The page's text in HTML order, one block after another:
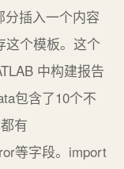
分插入一个内容
这个模板。这个
中构建报告
包含了10个不
有
等字段。import